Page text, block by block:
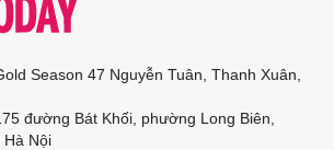
Season 47 Nguyễn Tuân, Thanh Xuân,
đường Bát Khối, phường Long Biên,
Hà Nội